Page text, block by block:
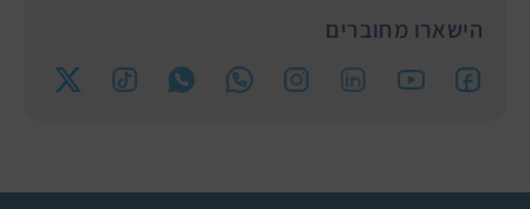
הישארו מחוברים